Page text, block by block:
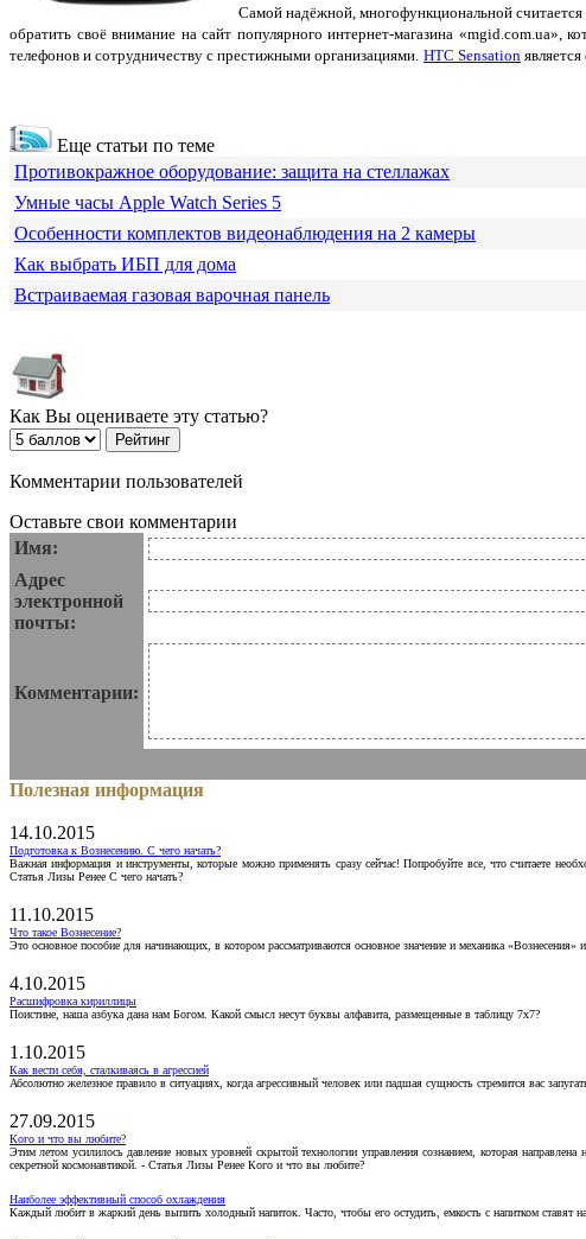
Самой надёжной, многофункциональной считается
обратить своё внимание на сайт популярного интернет-магазина
телефонов и сотрудничеству с престижными организациями. HTC Sensation
Еще статьи по теме
Противокражное оборудование: защита на стеллажах
Умные часы Apple Watch Series 5
Особенности комплектов видеонаблюдения на 2 камеры
Как выбрать ИБП для дома
Встраиваемая газовая варочная панель
Как Вы оцениваете эту статью?
Комментарии пользователей
Оставьте свои комментарии
Имя:
Адрес
электронной
почты:
Комментарии:
Полезная информация
14.10.2015
Подготовка к Вознесению. С чего начать?
Важная информация и инструменты, которые можно применять сразу сейчас! Попробуйте все, что считаете
Статья Лизы Ренее С чего начать?
11.10.2015
Что такое Вознесение?
Это основное пособие для начинающих, в котором рассматриваются основное значение и механика
4.10.2015
Расшифровка кириллицы
Поистине, наша азбука дана нам Богом. Какой смысл несут буквы алфавита, размещенные в таблицу 7х7?
1.10.2015
Как вести себя, сталкиваясь в агрессией
Абсолютно железное правило в ситуациях, когда агрессивный человек или падшая сущность стремится вас
27.09.2015
Кого и что вы любите?
Этим летом усилилось давление новых уровней скрытой технологии управления сознанием, которая
секретной космонавтикой. - Статья Лизы Ренее Кого и что вы любите?
Наиболее эффективный способ охлаждения
Каждый любит в жаркий день выпить холодный напиток. Часто, чтобы его остудить, емкость с напитком ставят